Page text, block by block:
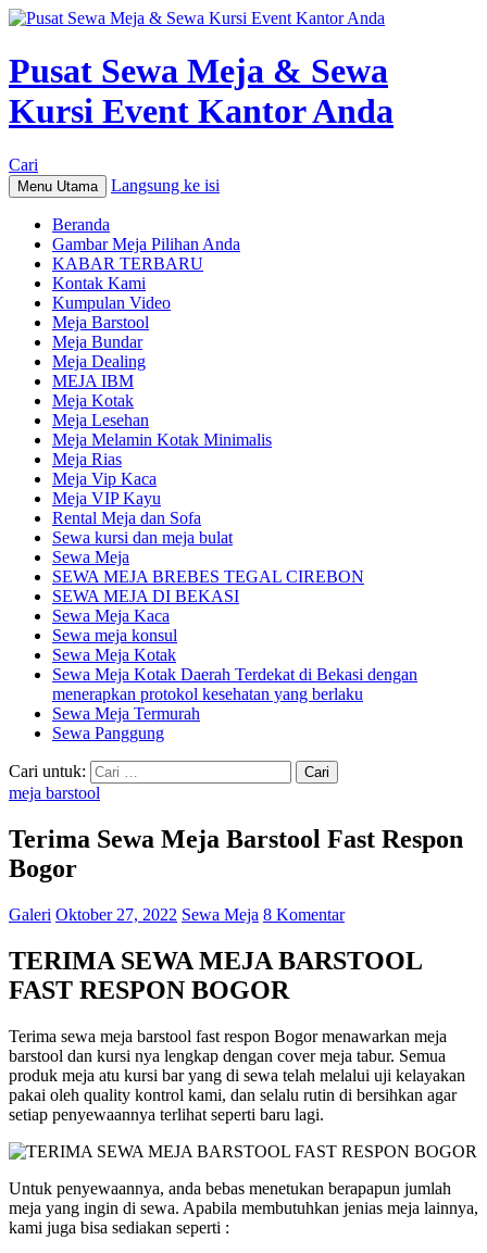
Pusat Sewa Meja & Sewa
Kursi Event Kantor Anda
Cari
Menu Utama Langsung ke isi
Beranda
Gambar Meja Pilihan Anda
KABAR TERBARU
Kontak Kami
Kumpulan Video
Meja Barstool
Meja Bundar
Meja Dealing
MEJA IBM
Meja Kotak
Meja Lesehan
Meja Melamin Kotak Minimalis
Meja Rias
Meja Vip Kaca
Meja VIP Kayu
Rental Meja dan Sofa
Sewa kursi dan meja bulat
Sewa Meja
SEWA MEJA BREBES TEGAL CIREBON
SEWA MEJA DI BEKASI
Sewa Meja Kaca
Sewa meja konsul
Sewa Meja Kotak
Sewa Meja Kotak Daerah Terdekat di Bekasi dengan
menerapkan protokol kesehatan yang berlaku
Sewa Meja Termurah
Sewa Panggung
Cari untuk:
meja barstool
Terima Sewa Meja Barstool Fast Respon
Bogor
Galeri Oktober 27, 2022 Sewa Meja 8 Komentar
TERIMA SEWA MEJA BARSTOOL
FAST RESPON BOGOR
Terima sewa meja barstool fast respon Bogor menawarkan meja
barstool dan kursi nya lengkap dengan cover meja tabur. Semua
produk meja atu kursi bar yang di sewa telah melalui uji kelayakan
pakai oleh quality kontrol kami, dan selalu rutin di bersihkan agar
setiap penyewaannya terlihat seperti baru lagi.
Untuk penyewaannya, anda bebas menetukan berapapun jumlah
meja yang ingin di sewa. Apabila membutuhkan jenias meja lainnya,
kami juga bisa sediakan seperti :